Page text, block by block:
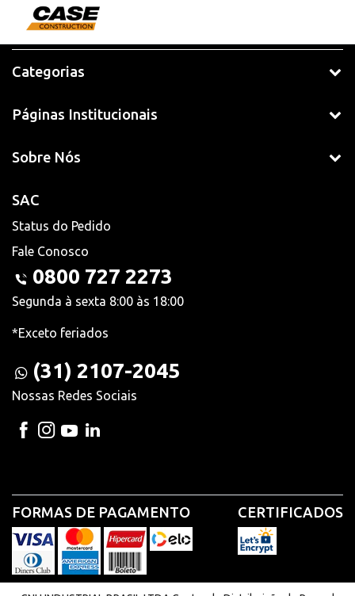
Categorias
Páginas Institucionais
Sobre Nós
SAC
Status do Pedido
Fale Conosco
0800 727 2273
Segunda à sexta 8:00 às 18:00
*Exceto feriados
(31) 2107-2045
Nossas Redes Sociais
FORMAS DE PAGAMENTO CERTIFICADOS